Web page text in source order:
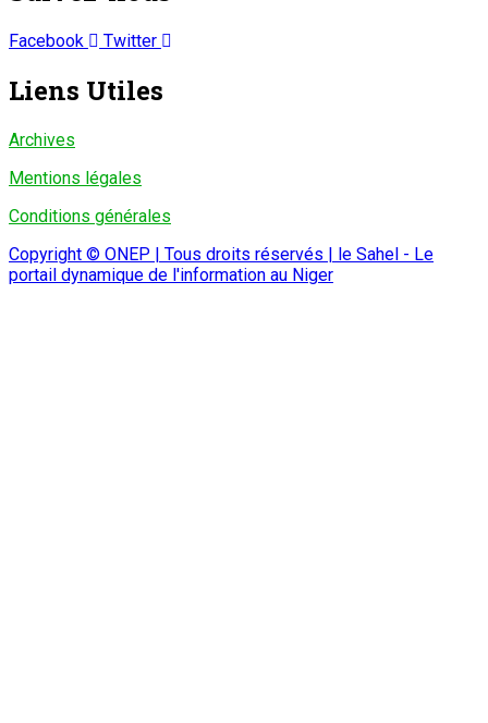
Facebook Twitter
Liens Utiles
Archives
Mentions légales
Conditions générales
Copyright © ONEP | Tous droits réservés | le Sahel - Le
portail dynamique de l'information au Niger